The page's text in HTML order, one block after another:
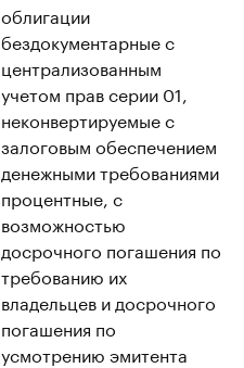
облигации
бездокументарные с
централизованным
учетом прав серии 01,
неконвертируемые с
залоговым обеспечением
денежными требованиями
процентные, с
возможностью
досрочного погашения по
требованию их
владельцев и досрочного
погашения по
усмотрению эмитента